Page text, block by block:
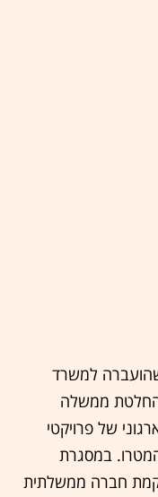
למשרד
ממשלה
של פרויקטי
במסגרת
חברה ממשלתית